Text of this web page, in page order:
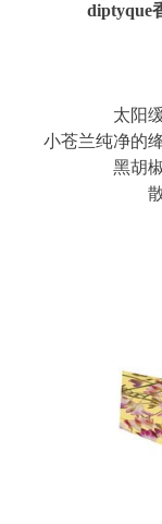
diptyque
太阳
小苍兰纯净的
黑胡